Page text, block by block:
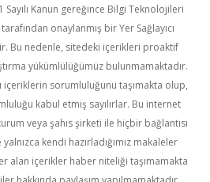
Sayılı Kanun gereğince Bilgi Teknolojileri
onaylanmış bir Yer Sağlayıcı
Bu nedenle, sitedeki içerikleri proaktif
yükümlülüğümüz bulunmamaktadır.
içeriklerin sorumluluğunu taşımakta olup,
kabul etmiş sayılırlar. Bu internet
veya şahıs şirketi ile hiçbir bağlantısı
kendi hazırladığımız makaleler
alan içerikler haber niteliği taşımamakta